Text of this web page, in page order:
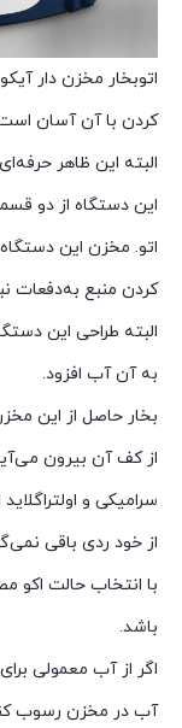
کردن با آن آسان
البته این ظاهر
این دستگاه از دو
کردن منبع به‌دفعات
البته طراحی این
به آن آب افزود.
بخار حاصل از این
از کف آن بیرون
سرامیکی و
از خود ردی باقی
با انتخاب حالت اکو
باشد.
اگر از آب معمولی
آب در مخزن رسوب